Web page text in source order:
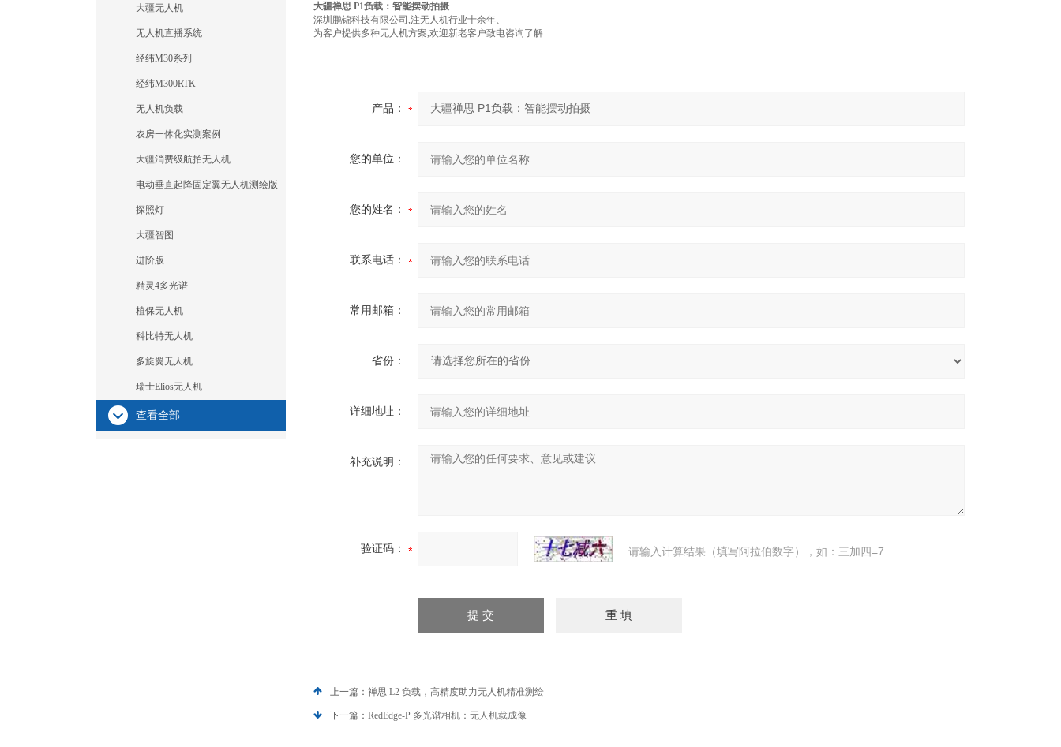
大疆无人机
无人机直播系统
经纬M30系列
经纬M300RTK
无人机负载
农房一体化实测案例
大疆消费级航拍无人机
电动垂直起降固定翼无人机测绘版
探照灯
大疆智图
进阶版
精灵4多光谱
植保无人机
科比特无人机
多旋翼无人机
瑞士Elios无人机
查看全部
大疆禅思 P1负载：智能摆动拍摄
深圳鹏锦科技有限公司,注无人机行业十余年、
为客户提供多种无人机方案,欢迎新老客户致电咨询了解
产品：
您的单位：
您的姓名：
联系电话：
常用邮箱：
省份：
详细地址：
补充说明：
验证码： 请输入计算结果（填写阿拉伯数字），如：三加四=7
上一篇： 禅思 L2 负载，高精度助力无人机精准测绘
下一篇： RedEdge-P 多光谱相机：无人机载成像